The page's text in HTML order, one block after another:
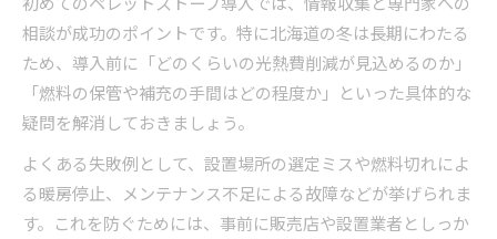
相談が成功のポイントです。特に北海道の冬は長期にわたる
ため、導入前に「どのくらいの光熱費削減が見込めるのか」
「燃料の保管や補充の手間はどの程度か」といった具体的な
疑問を解消しておきましょう。
よくある失敗例として、設置場所の選定ミスや燃料切れによ
る暖房停止、メンテナンス不足による故障などが挙げられま
す。これを防ぐためには、事前に販売店や設置業者としっか